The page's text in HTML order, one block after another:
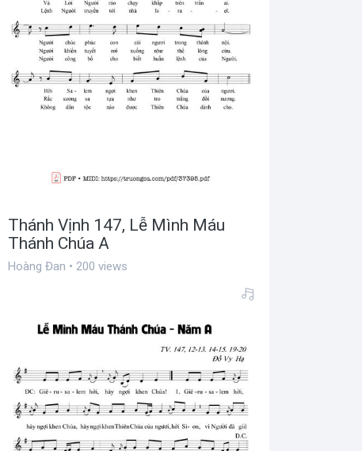
Thánh Vịnh 147, Lễ Mình Máu
Thánh Chúa A
Hoàng Đan • 200 views